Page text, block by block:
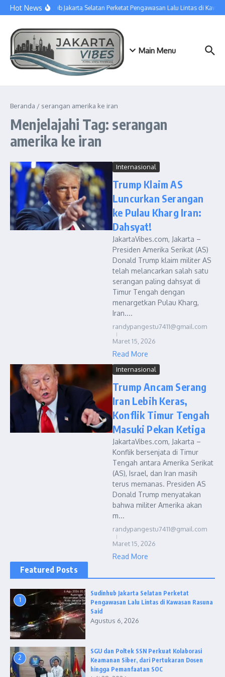
Lewati ke konten
Hot NewsSudinhub Jakarta Selatan Perketat Pengawasan Lalu Lintas di
Main Menu
Beranda / serangan amerika ke iran
Menjelajahi Tag: serangan
amerika ke iran
Internasional
Trump Klaim AS
Luncurkan Serangan
ke Pulau Kharg Iran:
Dahsyat!
JakartaVibes.com, Jakarta –
Presiden Amerika Serikat (AS)
Donald Trump klaim militer AS
telah melancarkan salah satu
serangan paling dahsyat di
Timur Tengah dengan
menargetkan Pulau Kharg,
Iran....
randypangestu7411@gmail.com
Maret 15, 2026
Read More
Internasional
Trump Ancam Serang
Iran Lebih Keras,
Konflik Timur Tengah
Masuki Pekan Ketiga
JakartaVibes.com, Jakarta –
Konflik bersenjata di Timur
Tengah antara Amerika Serikat
(AS), Israel, dan Iran masih
terus memanas. Presiden AS
Donald Trump menyatakan
bahwa militer Amerika akan
m...
randypangestu7411@gmail.com
Maret 15, 2026
Read More
Featured Posts
1
Sudinhub Jakarta Selatan Perketat
Pengawasan Lalu Lintas di Kawasan Rasuna
Said
Agustus 6, 2026
2
SGU dan Poltek SSN Perkuat Kolaborasi
Keamanan Siber, dari Pertukaran Dosen
hingga Pemanfaatan SOC